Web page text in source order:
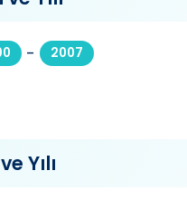
- 2007
Yılı